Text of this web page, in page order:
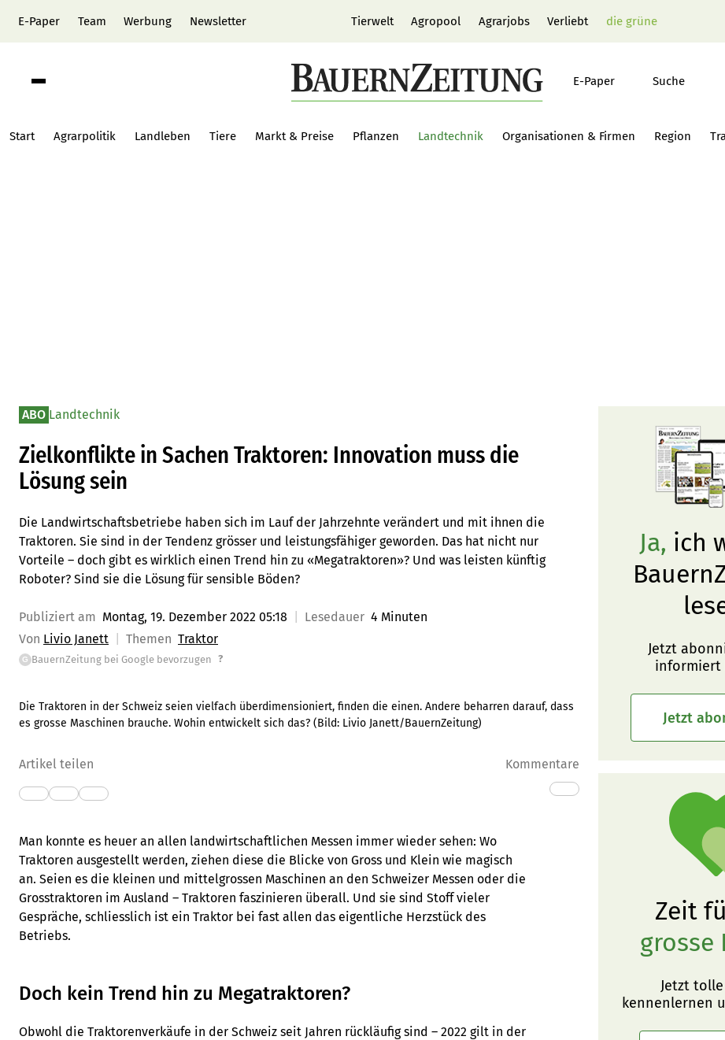
E-Paper Team Werbung Newsletter Tierwelt Agropool Agrarjobs Verliebt die grüne
E-Paper Suche
Start Agrarpolitik Landleben Tiere Markt & Preise Pflanzen Landtechnik Organisationen & Firmen Region
ABO Landtechnik
Zielkonflikte in Sachen Traktoren: Innovation muss die
Lösung sein
Die Landwirtschaftsbetriebe haben sich im Lauf der Jahrzehnte verändert und mit ihnen die
Traktoren. Sie sind in der Tendenz grösser und leistungsfähiger geworden. Das hat nicht nur
Vorteile – doch gibt es wirklich einen Trend hin zu «Megatraktoren»? Und was leisten künftig
Roboter? Sind sie die Lösung für sensible Böden?
Publiziert am Montag, 19. Dezember 2022 05:18 Lesedauer 4 Minuten
Von Livio Janett Themen Traktor
G BauernZeitung bei Google bevorzugen ?
Die Traktoren in der Schweiz seien vielfach überdimensioniert, finden die einen. Andere beharren darauf, dass
es grosse Maschinen brauche. Wohin entwickelt sich das? (Bild: Livio Janett/BauernZeitung)
Artikel teilen Kommentare
Man konnte es heuer an allen landwirtschaftlichen Messen immer wieder sehen: Wo
Traktoren ausgestellt werden, ziehen diese die Blicke von Gross und Klein wie magisch
an. Seien es die kleinen und mittelgrossen Maschinen an den Schweizer Messen oder die
Grosstraktoren im Ausland – Traktoren faszinieren überall. Und sie sind Stoff vieler
Gespräche, schliesslich ist ein Traktor bei fast allen das eigentliche Herzstück des
Betriebs.
Doch kein Trend hin zu Megatraktoren?
Obwohl die Traktorenverkäufe in der Schweiz seit Jahren rückläufig sind – 2022 gilt in der
Ja, ich
Jetzt
informiert
Jetzt
Zeit
grosse
Jetzt
kennenlernen